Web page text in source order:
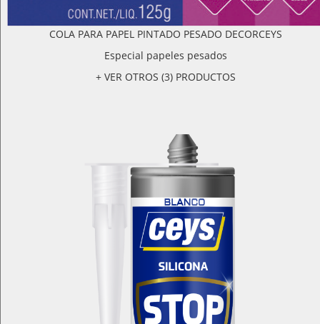
COLA PARA PAPEL PINTADO PESADO DECORCEYS
Especial papeles pesados
+ VER OTROS (3) PRODUCTOS